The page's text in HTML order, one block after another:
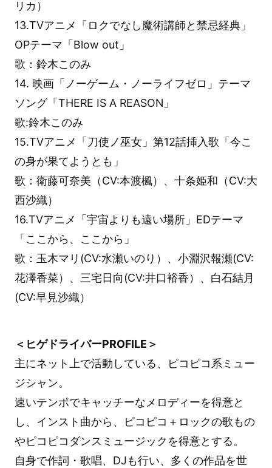
リカ）
13.TVアニメ「ロクでなし魔術講師と禁忌経典」
OPテーマ「Blow out」
歌：鈴木このみ
14. 映画「ノーゲーム・ノーライフゼロ」テーマ
ソング「THERE IS A REASON」
歌:鈴木このみ
15.TVアニメ「刀使ノ巫女」第12話挿入歌「今こ
の身が果てようとも」
歌：衛藤可奈美（CV:本渡楓）、十条姫和（CV:大
西沙織）
16.TVアニメ「宇宙よりも遠い場所」EDテーマ
「ここから、ここから」
歌：玉木マリ(CV:水瀬いのり）、小淵沢報瀬(CV:
花澤香菜）、三宅日向(CV:井口裕香）、白石結月
(CV:早見沙織）
＜ヒゲドライバーPROFILE＞
主にネット上で活動している、ピコピコ系ミュー
ジシャン。
速いテンポでキャッチーなメロディーを得意と
し、インスト曲から、ピコピコ＋ロックの歌もの
やピコピコダンスミュージックを得意とする。
自身で作詞・歌唱、DJも行い、多くの作品を世